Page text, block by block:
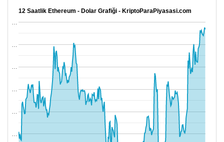
12 Saatlik Ethereum - Dolar Grafiği - KriptoParaPiyasasi.com
…
…
…
…